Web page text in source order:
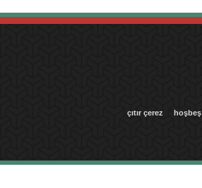
çıtır çerez hoşbeş